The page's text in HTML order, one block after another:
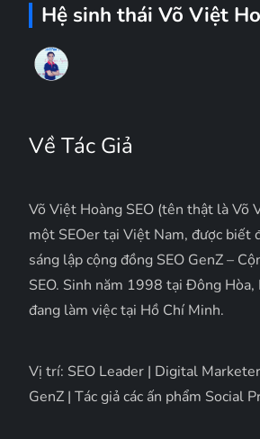
Hệ sinh thái Võ Việt
Về Tác Giả
Võ Việt Hoàng SEO (tên thật là Võ
một SEOer tại Việt Nam, được biết
sáng lập cộng đồng SEO GenZ –
SEO. Sinh năm 1998 tại Đông Hòa,
đang làm việc tại Hồ Chí Minh.
Vị trí: SEO Leader | Digital
GenZ | Tác giả các ấn phẩm Social